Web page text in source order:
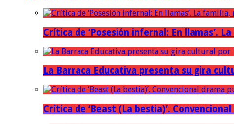
Crítica de ‘Posesión infernal: En llamas’.
La Barraca Educativa presenta su gira
Crítica de ‘Beast (La bestia)’.